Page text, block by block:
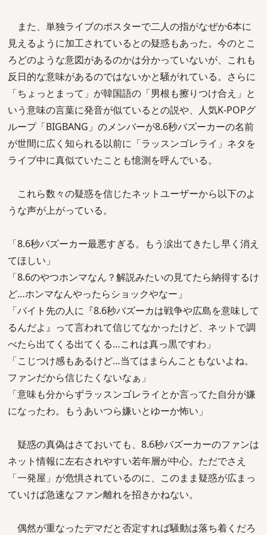
また、単独ライブのポスターで二人の指がなぜか6本に
見えるように加工されているとの疑惑もあった。今のとこ
ろどのような意図があるのかは分かっていないが、これも
反日的な意味があるのではないかと騒がれている。さらに
「ちょっとまって」が韓国語の「男根も擦りつけ合え」と
いう意味の言葉に発音が似ているとの説や、人気K-POPグ
ループ「BIGBANG」のメンバーが8.6秒バズーカーの名前
が世間に広く知られる以前に「ラッスンゴレライ」ネタを
ライブ中に真似ていたことも憶測を呼んでいる。
これら数々の疑惑を信じたネットユーザーから以下のよ
うな声が上がっている。
「8.6秒バズーカー最悪すぎる。もう涙出てきたし早く消え
てほしい」
「8.6のやつホンマなん？解説みたいの見てたら納得するけ
ど…ホンマなんやったらショックやなー」
「バイト先の人に『8.6秒バズーカは戦争や広島を意味して
るんだよ』って言われて信じてなかったけど、ネットで調
べたら出てくる出てくる…これは真っ黒ですわ」
「こじつけ感もあるけど…当てはまらんこともないよね。
ファンだから信じたくないなぁ」
「意味も分からずラッスンゴレライとか言ってた自分が嫌
になったわ。もうあいつら嫌いとゆーか怖い」
疑惑の真偽はさておいても、8.6秒バズーカーのファンは
ネット情報に左右されやすい若年層が中心。ただでさえ
「一発屋」が危惧されているのに、このまま疑惑が広まっ
ていけば急速なファン離れを招きかねない。
偶然が重なったデマだと否定すれば騒動は落ち着くだろ